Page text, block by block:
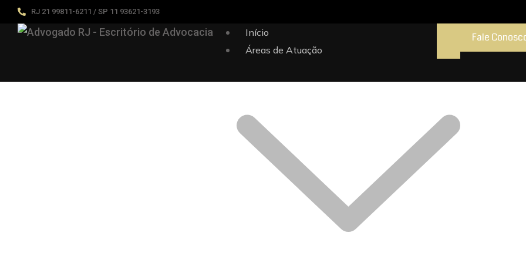
RJ 21 99811-6211 / SP 11 93621-3193
Início
Áreas de Atuação
Fale